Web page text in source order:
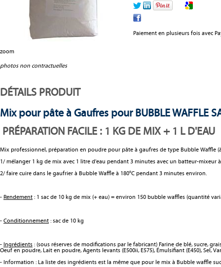
zoom
photos non contractuelles
Paiement en plusieurs fois avec
DÉTAILS PRODUIT
Mix pour pâte à Gaufres pour BUBBLE WAFFLE
PRÉPARATION FACILE : 1 KG DE MIX + 1 L D'EAU
Mix professionnel, préparation en poudre pour pâte à gaufres de type Bubble Waffle
1/ mélanger 1 kg de mix avec 1 litre d'eau pendant 3 minutes avec un batteur-mixeur
2/ faire cuire dans le gaufrier à Bubble Waffle à 180°C pendant 3 minutes environ.
- Rendement : 1 sac de 10 kg de mix (+ eau) = environ 150 bubble waffles (quantité
- Conditionnement : sac de 10 kg
- Ingrédients : (sous réserves de modifications par le fabricant) Farine de blé, sucre,
Oeuf en poudre, Lait en poudre, Agents levants (E500ii, E575), Émulsifiant (E450), Sel,
- Information : La liste des ingrédients est la même que pour le mix à Bubble waffle